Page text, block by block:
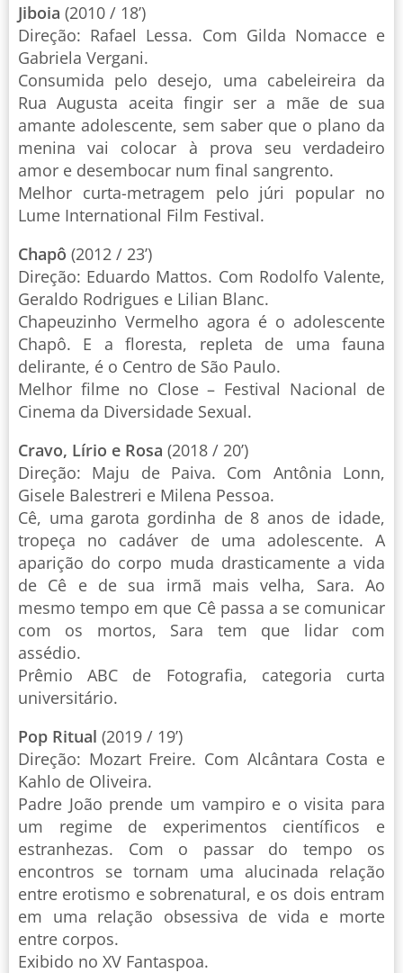
Jiboia (2010 / 18’)
Direção: Rafael Lessa. Com Gilda Nomacce e
Gabriela Vergani.
Consumida pelo desejo, uma cabeleireira da
Rua Augusta aceita fingir ser a mãe de sua
amante adolescente, sem saber que o plano da
menina vai colocar à prova seu verdadeiro
amor e desembocar num final sangrento.
Melhor curta-metragem pelo júri popular no
Lume International Film Festival.
Chapô (2012 / 23’)
Direção: Eduardo Mattos. Com Rodolfo Valente,
Geraldo Rodrigues e Lilian Blanc.
Chapeuzinho Vermelho agora é o adolescente
Chapô. E a floresta, repleta de uma fauna
delirante, é o Centro de São Paulo.
Melhor filme no Close – Festival Nacional de
Cinema da Diversidade Sexual.
Cravo, Lírio e Rosa (2018 / 20’)
Direção: Maju de Paiva. Com Antônia Lonn,
Gisele Balestreri e Milena Pessoa.
Cê, uma garota gordinha de 8 anos de idade,
tropeça no cadáver de uma adolescente. A
aparição do corpo muda drasticamente a vida
de Cê e de sua irmã mais velha, Sara. Ao
mesmo tempo em que Cê passa a se comunicar
com os mortos, Sara tem que lidar com
assédio.
Prêmio ABC de Fotografia, categoria curta
universitário.
Pop Ritual (2019 / 19’)
Direção: Mozart Freire. Com Alcântara Costa e
Kahlo de Oliveira.
Padre João prende um vampiro e o visita para
um regime de experimentos científicos e
estranhezas. Com o passar do tempo os
encontros se tornam uma alucinada relação
entre erotismo e sobrenatural, e os dois entram
em uma relação obsessiva de vida e morte
entre corpos.
Exibido no XV Fantaspoa.